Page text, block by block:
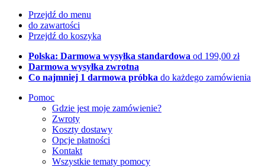
Przejdź do menu
do zawartości
Przejdź do koszyka
Polska: Darmowa wysyłka standardowa od 199,00 zł
Darmowa wysyłka zwrotna
Co najmniej 1 darmowa próbka do każdego zamówienia
Pomoc
Gdzie jest moje zamówienie?
Zwroty
Koszty dostawy
Opcje płatności
Kontakt
Wszystkie tematy pomocy